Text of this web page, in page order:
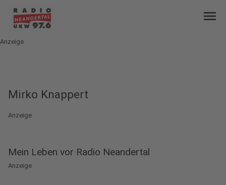
menu
Anzeige
Mirko Knappert
Anzeige
Mein Leben vor Radio Neandertal
Anzeige